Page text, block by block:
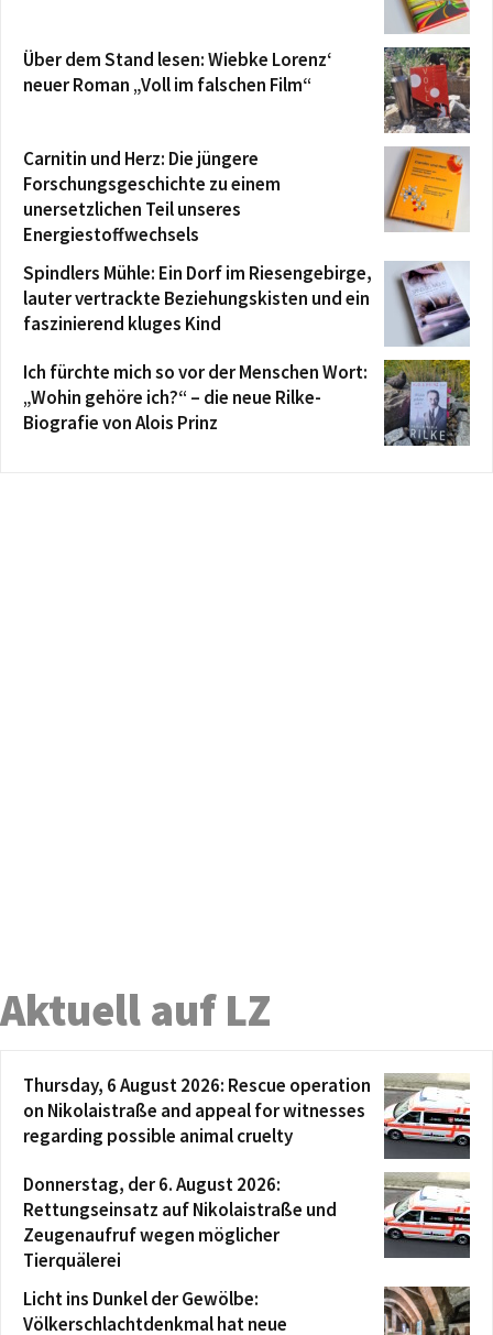
Über dem Stand lesen: Wiebke Lorenz‘
neuer Roman „Voll im falschen Film“
Carnitin und Herz: Die jüngere
Forschungsgeschichte zu einem
unersetzlichen Teil unseres
Energiestoffwechsels
Spindlers Mühle: Ein Dorf im Riesengebirge,
lauter vertrackte Beziehungskisten und ein
faszinierend kluges Kind
Ich fürchte mich so vor der Menschen Wort:
„Wohin gehöre ich?“ – die neue Rilke-
Biografie von Alois Prinz
Aktuell auf LZ
Thursday, 6 August 2026: Rescue operation
on Nikolaistraße and appeal for witnesses
regarding possible animal cruelty
Donnerstag, der 6. August 2026:
Rettungseinsatz auf Nikolaistraße und
Zeugenaufruf wegen möglicher
Tierquälerei
Licht ins Dunkel der Gewölbe:
Völkerschlachtdenkmal hat neue